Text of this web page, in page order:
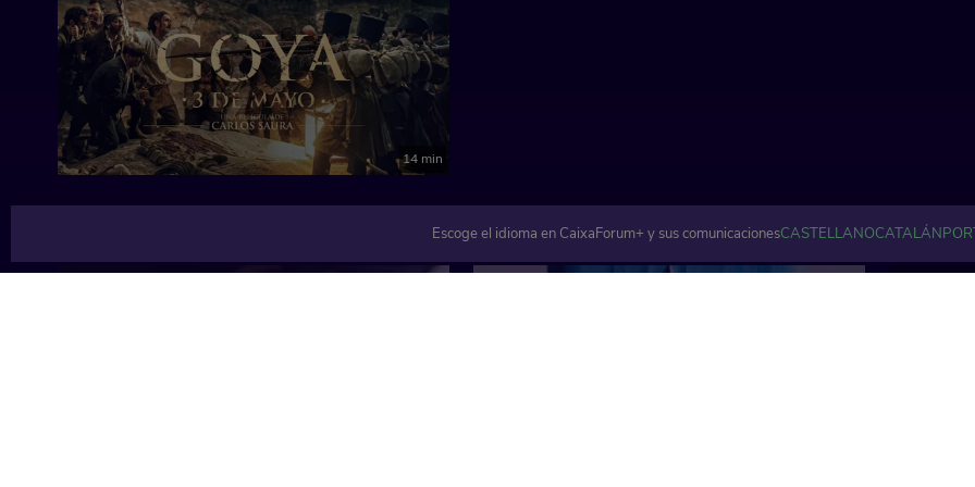
14 min
Escoge el idioma en CaixaForum+ y sus comunicacionesCASTELLANOCATALÁN